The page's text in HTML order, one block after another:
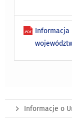
Informacja
Informacje o